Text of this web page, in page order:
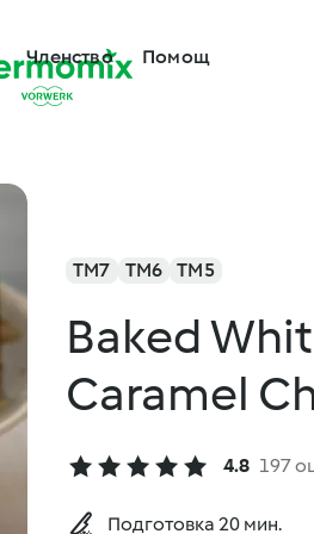
Членство Помощ
TM7 TM6 TM5
Baked
Caramel
4.8 197
Подготовка 20 мин.